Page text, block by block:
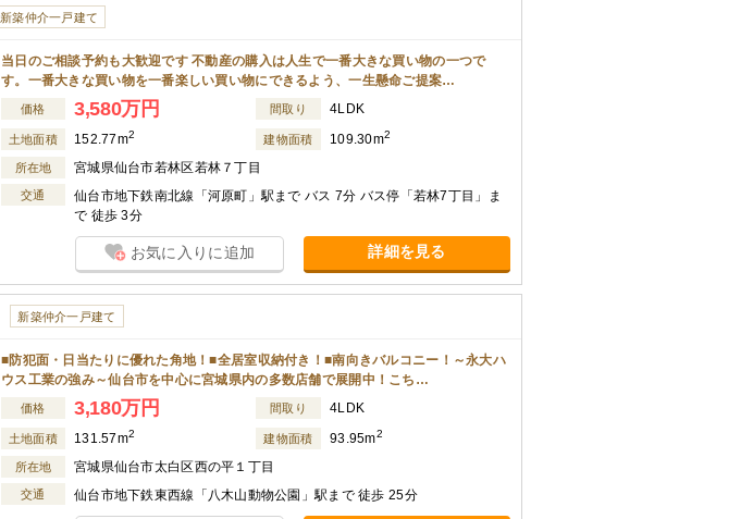
新築仲介一戸建て
当日のご相談予約も大歓迎です 不動産の購入は人生で一番大きな買い物の一つで
す。一番大きな買い物を一番楽しい買い物にできるよう、一生懸命ご提案…
価格 3,580万円 間取り 4LDK
土地面積 152.77m2 建物面積 109.30m2
所在地 宮城県仙台市若林区若林７丁目
交通
仙台市地下鉄南北線「河原町」駅まで バス 7分 バス停「若林7丁目」ま
で 徒歩 3分
お気に入りに追加 詳細を見る
新築仲介一戸建て
■防犯面・日当たりに優れた角地！■全居室収納付き！■南向きバルコニー！～永大ハ
ウス工業の強み～仙台市を中心に宮城県内の多数店舗で展開中！こち…
価格 3,180万円 間取り 4LDK
土地面積 131.57m2 建物面積 93.95m2
所在地 宮城県仙台市太白区西の平１丁目
交通 仙台市地下鉄東西線「八木山動物公園」駅まで 徒歩 25分